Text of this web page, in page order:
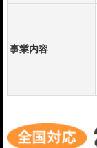
事業内容